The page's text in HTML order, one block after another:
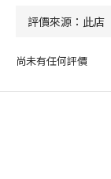
尚未有任何評價